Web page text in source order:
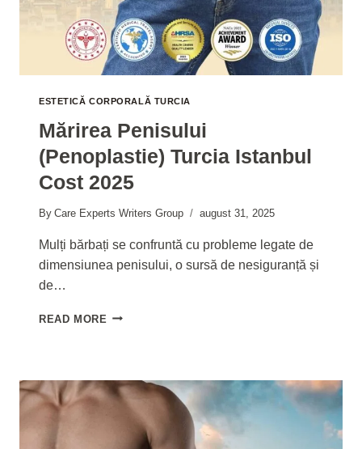
ESTETICĂ CORPORALĂ TURCIA
Mărirea Penisului
(penoplastie) Turcia Istanbul
Cost 2025
By Care Experts Writers Group august 31, 2025
Mulți bărbați se confruntă cu probleme legate de
dimensiunea penisului, o sursă de nesiguranță și
de…
READ MORE MĂRIREA
ISTANBUL
COST